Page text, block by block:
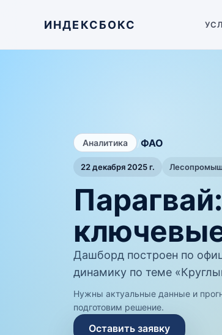
ИНДЕКСБОКС
Аналитика /ФАО
22 декабря 2025 г.
Дашборд построен по
динамику по теме
Нужны актуальные данные и
подготовим решение.
Оставить заявку